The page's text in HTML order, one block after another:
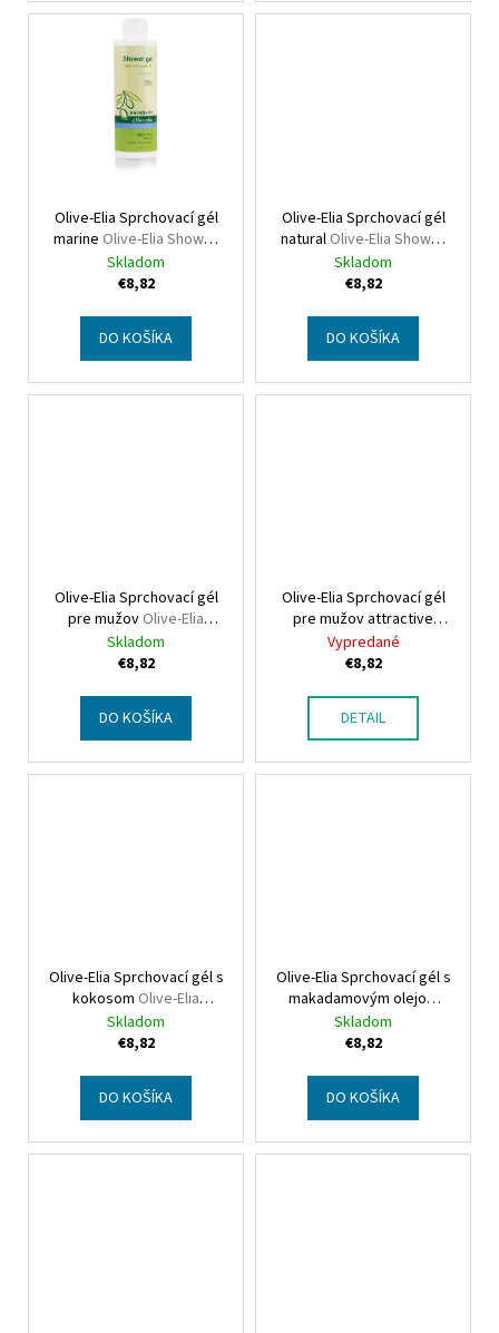
v
Olive-Elia Sprchovací gél
marine Olive-Elia Shower
gel marine
Skladom
€8,82
DO KOŠÍKA
Olive-Elia Sprchovací gél
natural Olive-Elia Shower
gel natural
Skladom
€8,82
DO KOŠÍKA
Olive-Elia Sprchovací gél
pre mužov Olive-Elia
Shower gel for men
seductive
Skladom
€8,82
DO KOŠÍKA
Olive-Elia Sprchovací gél
pre mužov attractive
Olive-Elia Shower gel for
men attractive
Vypredané
€8,82
DETAIL
Olive-Elia Sprchovací gél s
kokosom Olive-Elia
Shower gel coconut
Skladom
€8,82
DO KOŠÍKA
Olive-Elia Sprchovací gél s
makadamovým olejom
Olive-Elia Shower gel
macadamia
Skladom
€8,82
DO KOŠÍKA